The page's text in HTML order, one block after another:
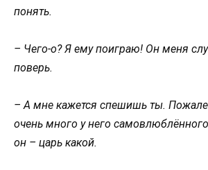
понять.
– Чего-о? Я ему поиграю! Он меня
поверь.
– А мне кажется спешишь ты.
очень много у него
он – царь какой.